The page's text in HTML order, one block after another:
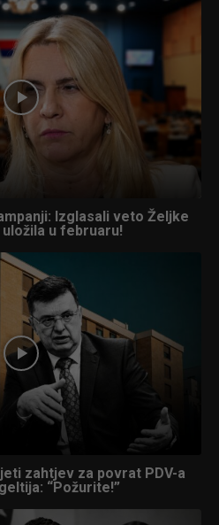
Izglasali veto Željke
u februaru!
zahtjev za povrat PDV-a
“Požurite!”